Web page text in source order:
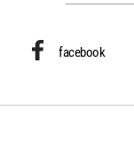
facebook